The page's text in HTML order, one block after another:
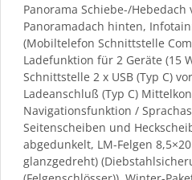
Panorama Schiebe-/
Panoramadach hinten,
(Mobiltelefon Schnittstelle
Ladefunktion für 2 Geräte (15
Schnittstelle 2 x USB (Typ C)
Ladeanschluß (Typ C)
Navigationsfunktion /
Seitenscheiben und
abgedunkelt, LM-Felgen
glanzgedreht)